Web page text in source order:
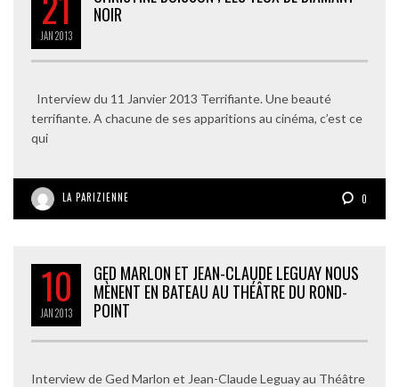
JAN2013
NOIR
Interview du 11 Janvier 2013 Terrifiante. Une beauté
terrifiante. A chacune de ses apparitions au cinéma, c’est ce
qui
LA PARIZIENNE 0
10
JAN2013
GED MARLON ET JEAN-CLAUDE LEGUAY NOUS
MÈNENT EN BATEAU AU THÉÂTRE DU ROND-
POINT
Interview de Ged Marlon et Jean-Claude Leguay au Théâtre